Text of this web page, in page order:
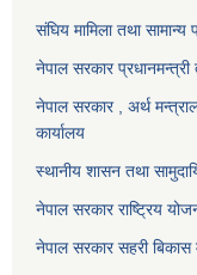
संघिय मामिला तथा
नेपाल सरकार प्रधानमन्त्री
नेपाल सरकार , अर्थ
कार्यालय
स्थानीय शासन तथा
नेपाल सरकार राष्ट्रिय
नेपाल सरकार सहरी बिकास